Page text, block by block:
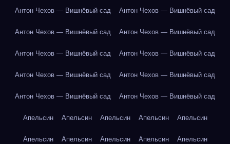
Антон Чехов — Вишнёвый сад Антон Чехов — Вишнёвый сад
Антон Чехов — Вишнёвый сад Антон Чехов — Вишнёвый сад
Антон Чехов — Вишнёвый сад Антон Чехов — Вишнёвый сад
Антон Чехов — Вишнёвый сад Антон Чехов — Вишнёвый сад
Антон Чехов — Вишнёвый сад Антон Чехов — Вишнёвый сад
Апельсин Апельсин Апельсин Апельсин Апельсин
Апельсин Апельсин Апельсин Апельсин Апельсин